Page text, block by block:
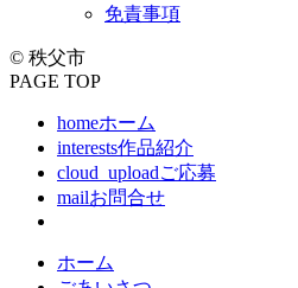
免責事項
© 秩父市
PAGE TOP
homeホーム
interests作品紹介
cloud_uploadご応募
mailお問合せ
ホーム